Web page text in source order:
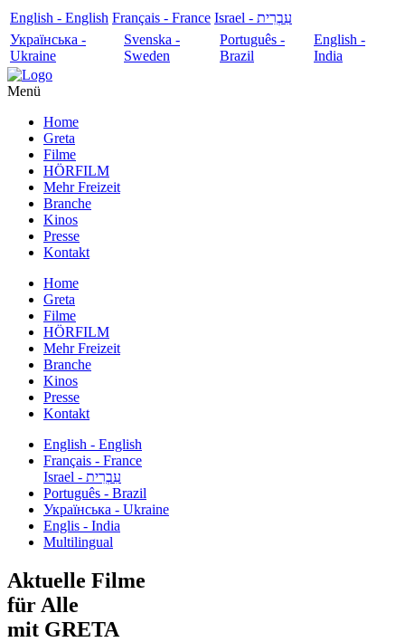
English - English Français - France
עִבְרִית - Israel
Українська -
Ukraine
Svenska -
Sweden
Português -
Brazil
English -
India
Menü
Home
Greta
Filme
HÖRFILM
Mehr Freizeit
Branche
Kinos
Presse
Kontakt
Home
Greta
Filme
HÖRFILM
Mehr Freizeit
Branche
Kinos
Presse
Kontakt
English - English
Français - France
עִבְרִית - Israel
Português - Brazil
Українська - Ukraine
Englis - India
Multilingual
Aktuelle Filme
für Alle
mit GRETA